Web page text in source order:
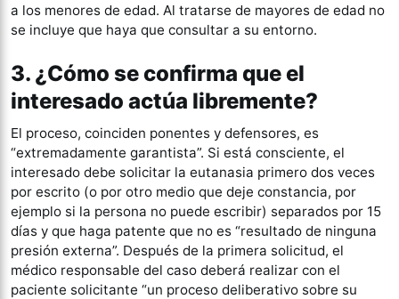
a los menores de edad. Al tratarse de mayores de edad no
se incluye que haya que consultar a su entorno.
3. ¿Cómo se confirma que el
interesado actúa libremente?
El proceso, coinciden ponentes y defensores, es
“extremadamente garantista”. Si está consciente, el
interesado debe solicitar la eutanasia primero dos veces
por escrito (o por otro medio que deje constancia, por
ejemplo si la persona no puede escribir) separados por 15
días y que haga patente que no es “resultado de ninguna
presión externa”. Después de la primera solicitud, el
médico responsable del caso deberá realizar con el
paciente solicitante “un proceso deliberativo sobre su